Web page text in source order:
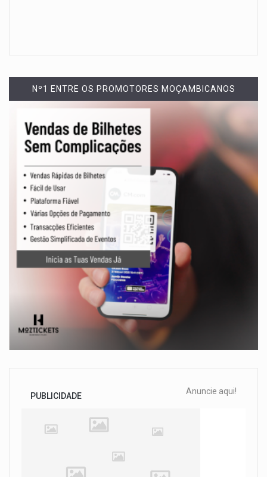
Nº1 ENTRE OS PROMOTORES MOÇAMBICANOS
PUBLICIDADE Anuncie aqui!